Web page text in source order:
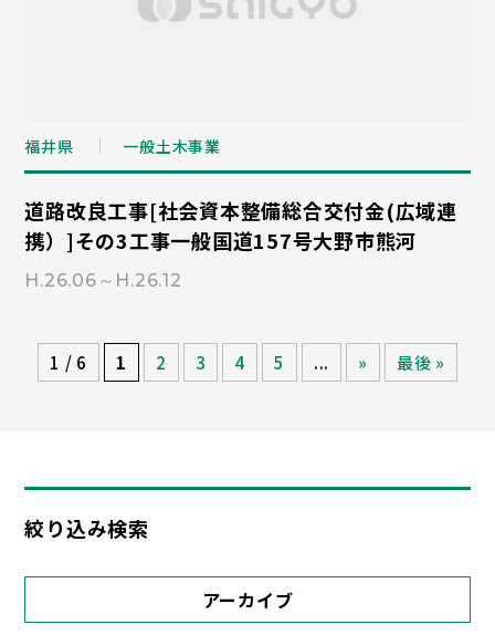
福井県 一般土木事業
道路改良工事[社会資本整備総合交付金(広域連
携）]その3工事一般国道157号大野市熊河
H.26.06～H.26.12
1 / 6 1 2 3 4 5 ... » 最後 »
絞り込み検索
アーカイブ